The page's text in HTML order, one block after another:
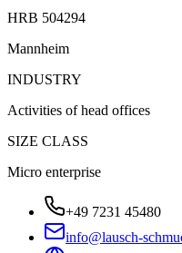
HRB 504294
Mannheim
INDUSTRY
Activities of head offices
SIZE CLASS
Micro enterprise
+49 7231 45480
info@lausch-